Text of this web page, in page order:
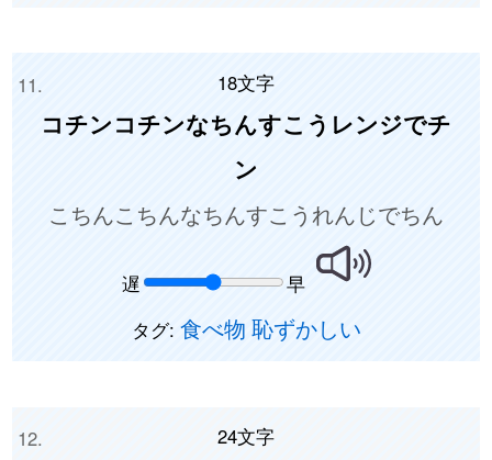
18文字
コチンコチンなちんすこうレンジでチ
ン
こちんこちんなちんすこうれんじでちん
遅
早
タグ: 食べ物 恥ずかしい
24文字